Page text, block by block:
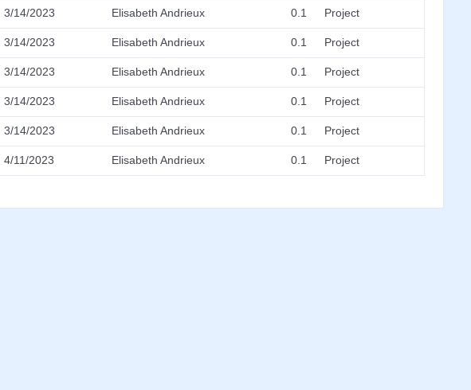
3/14/2023 Elisabeth Andrieux 0.1 Project
3/14/2023 Elisabeth Andrieux 0.1 Project
3/14/2023 Elisabeth Andrieux 0.1 Project
3/14/2023 Elisabeth Andrieux 0.1 Project
3/14/2023 Elisabeth Andrieux 0.1 Project
4/11/2023 Elisabeth Andrieux 0.1 Project